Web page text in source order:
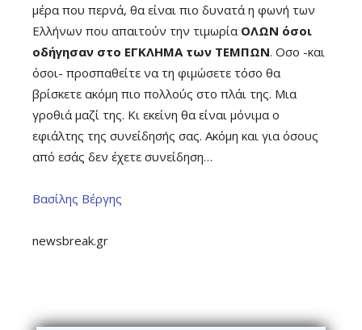
μέρα που περνά, θα είναι πιο δυνατά η φωνή των
Ελλήνων που απαιτούν την τιμωρία ΟΛΩΝ όσοι
οδήγησαν στο ΕΓΚΛΗΜΑ των ΤΕΜΠΩΝ. Οσο -και
όσοι- προσπαθείτε να τη φιμώσετε τόσο θα
βρίσκετε ακόμη πιο πολλούς στο πλάι της. Μια
γροθιά μαζί της. Κι εκείνη θα είναι μόνιμα ο
εφιάλτης της συνείδησής σας. Ακόμη και για όσους
από εσάς δεν έχετε συνείδηση…
Βασίλης Βέργης
newsbreak.gr